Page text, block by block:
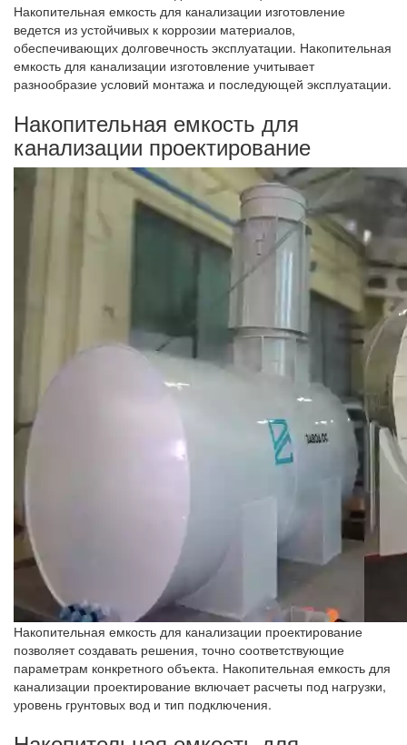
Накопительная емкость для канализации изготовление
ведется из устойчивых к коррозии материалов,
обеспечивающих долговечность эксплуатации. Накопительная
емкость для канализации изготовление учитывает
разнообразие условий монтажа и последующей эксплуатации.
Накопительная емкость для
канализации проектирование
Накопительная емкость для канализации проектирование
позволяет создавать решения, точно соответствующие
параметрам конкретного объекта. Накопительная емкость для
канализации проектирование включает расчеты под нагрузки,
уровень грунтовых вод и тип подключения.